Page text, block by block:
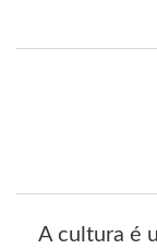
A cultura é